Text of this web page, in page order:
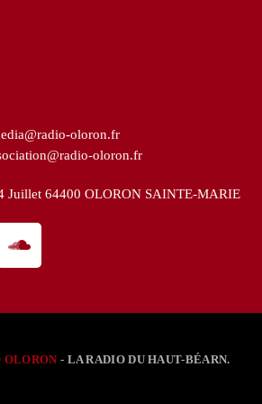
oloron.fr
oloron.fr
Juillet 64400 OLORON SAINTE-MARIE
OLORON - LA RADIO DU HAUT-BÉARN.